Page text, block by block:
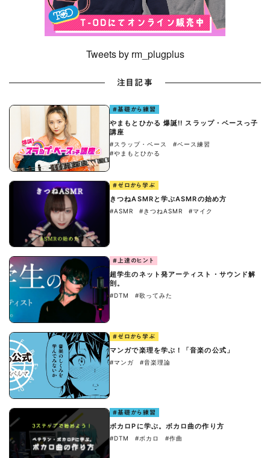
Tweets by rm_plugplus
注目記事
#基礎から練習
やまもとひかる 爆誕!! スラップ・ベースっ子
講座
#スラップ・ベース
#ベース練習
#やまもとひかる
#ゼロから学ぶ
きつねASMRと学ぶASMRの始め方
#ASMR #きつねASMR #マイク
#上達のヒント
超学生のネット発アーティスト・サウンド解
剖。
#DTM #歌ってみた
#ゼロから学ぶ
マンガで楽理を学ぶ！「音楽の公式」
#マンガ #音楽理論
#基礎から練習
ボカロPに学ぶ。ボカロ曲の作り方
#DTM #ボカロ #作曲